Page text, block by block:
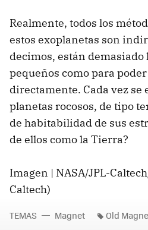
Realmente, todos los
estos exoplanetas son
decimos, están
pequeños como para
directamente. Cada vez se
planetas rocosos, de tipo
de habitabilidad de sus
de ellos como la Tierra?
Imagen | NASA/JPL-
Caltech)
TEMAS Magnet Old